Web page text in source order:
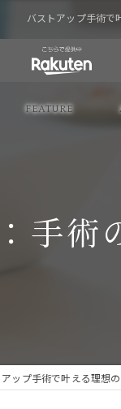
バストアップ手術で
FEATURE
バストケア
手術
ップ手術で叶える理想